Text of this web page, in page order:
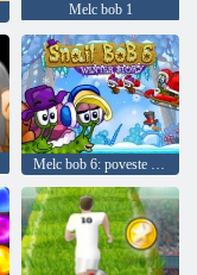
Melc bob 1
Melc bob 6: poveste de iarnă